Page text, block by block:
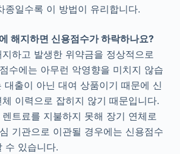
종일수록 이 방법이 유리합니다.
해지하면 신용점수가 하락하나요?
하고 발생한 위약금을 정상적으로
수에는 아무런 악영향을 미치지 않습
대출이 아닌 대여 상품이기 때문에 신
이력으로 잡히지 않기 때문입니다.
트료를 지불하지 못해 장기 연체로
기관으로 이관될 경우에는 신용점수
수 있습니다.